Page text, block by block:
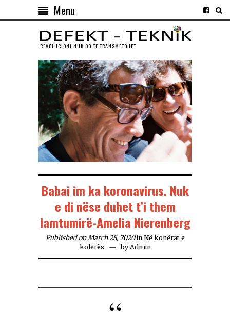
Menu
REVOLUCIONI NUK DO TЁ TRANSMETOHET
Babai im ka koronavirus. Nuk
e di nëse duhet t’i them
lamtumirë-Amelia Nierenberg
Published on March 28, 2020 in Në kohërat e
kolerës
byAdmin